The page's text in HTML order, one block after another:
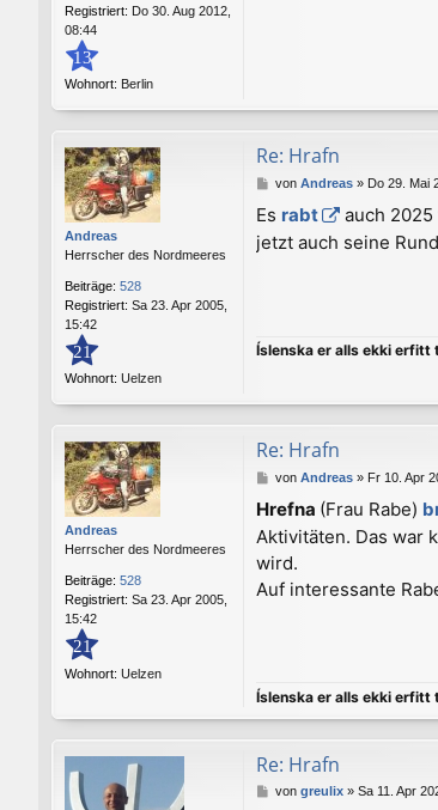
Registriert: Do 30. Aug 2012,
08:44
13
Wohnort: Berlin
Andreas
Herrscher des Nordmeeres
Beiträge: 528
Registriert: Sa 23. Apr 2005,
15:42
21
Wohnort: Uelzen
Re: Hrafn
B
i
t
von Andreas» Do 29. Mai
Es rabt
auch
jetzt auch seine
Íslenska er alls ekki erfitt
Andreas
Herrscher des Nordmeeres
Beiträge: 528
Registriert: Sa 23. Apr 2005,
15:42
21
Wohnort: Uelzen
Re: Hrafn
B
i
t
r
a
g
von Andreas» Fr 10. Apr
Hrefna (Frau Rabe)
Aktivitäten. Das war
wird.
Auf interessante
Íslenska er alls ekki erfitt
Re: Hrafn
Bvon greulix» Sa 11. Apr